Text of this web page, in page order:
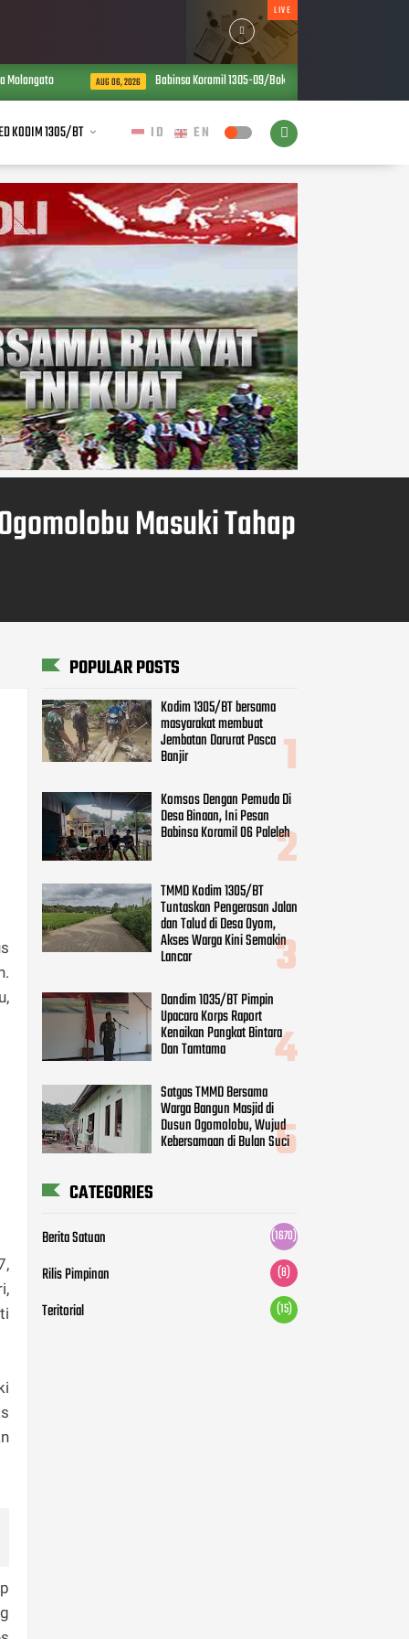
LIVE
AUG 06, 2026 Babinsa Koramil 1305-09/Bokat Turun Langsung Perkuat
KODIM 1305/BT
Masuki Tahap
POPULAR POSTS
Kodim 1305/BT bersama
masyarakat membuat
Jembatan Darurat Pasca
Banjir
Komsos Dengan Pemuda Di
Desa Binaan, Ini Pesan
Babinsa Koramil 06 Paleleh
TMMD Kodim 1305/BT
Tuntaskan Pengerasan Jalan
dan Talud di Desa Oyom,
Akses Warga Kini Semakin
Lancar
Dandim 1035/BT Pimpin
Upacara Korps Raport
Kenaikan Pangkat Bintara
Dan Tamtama
Satgas TMMD Bersama
Warga Bangun Masjid di
Dusun Ogomolobu, Wujud
Kebersamaan di Bulan Suci
CATEGORIES
Berita Satuan (1670)
Rilis Pimpinan (8)
Teritorial (15)